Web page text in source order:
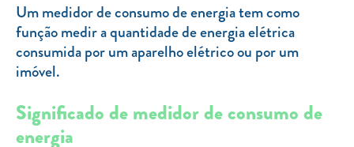
FAQ
Blog
Mais informações
SERVIÇOS
Um medidor de consumo de energia tem como
função medir a quantidade de energia elétrica
consumida por um aparelho elétrico ou por um
imóvel.
Significado de medidor de consumo de
energia